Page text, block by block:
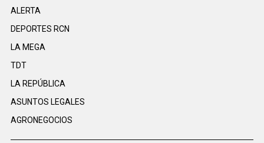
ALERTA
DEPORTES RCN
LA MEGA
TDT
LA REPÚBLICA
ASUNTOS LEGALES
AGRONEGOCIOS